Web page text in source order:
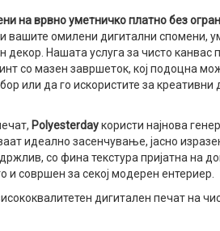
на врвно уметничко платно без
вашите омилени дигитални спомени,
декор. Нашата услуга за чисто
со мазен завршеток, кој подоцна
или да го искористите за креативни
Polyesterdayкористи најнова
идеално засенчување, јасно
со фина текстура пријатна на
и совршен за секој модерен ентериер.
дигитален печат на